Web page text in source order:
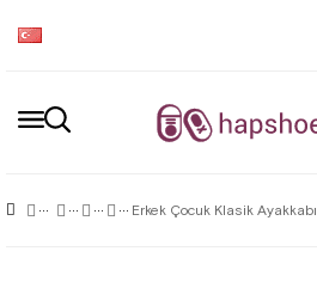
Erkek Çocuk Klasik Ayakkabı